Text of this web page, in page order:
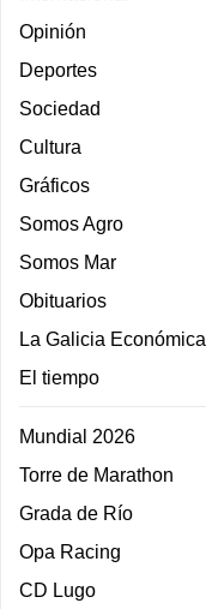
Opinión
Deportes
Sociedad
Cultura
Gráficos
Somos Agro
Somos Mar
Obituarios
La Galicia Económica
El tiempo
Mundial 2026
Torre de Marathon
Grada de Río
Opa Racing
CD Lugo